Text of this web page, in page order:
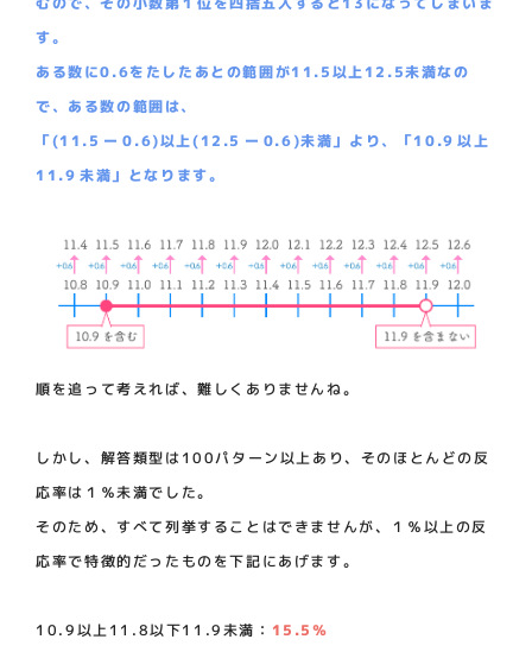
す。
ある数に0.6をたしたあとの範囲が11.5以上12.5未満なの
で、ある数の範囲は、
「(11.5 ー 0.6)以上(12.5 ー 0.6)未満」より、「10.9 以上
11.9 未満」となります。
順を追って考えれば、難しくありませんね。
しかし、解答類型は100パターン以上あり、そのほとんどの反
応率は１％未満でした。
そのため、すべて列挙することはできませんが、１％以上の反
応率で特徴的だったものを下記にあげます。
10.9以上11.8以下11.9未満： 15.5％